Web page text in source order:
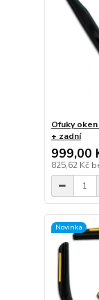
Ofuky
+ zadní
999,00
825,62 Kč
Novinka